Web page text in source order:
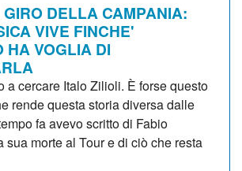
DELLA CAMPANIA:
VIVE FINCHE'
HA VOGLIA DI
a cercare Italo Zilioli. È forse questo
rende questa storia diversa dalle
fa avevo scritto di Fabio
sua morte al Tour e di ciò che resta